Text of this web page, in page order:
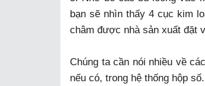
bạn sẽ nhìn thấy 4 cục kim
châm được nhà sản xuất đặt
Chúng ta cần nói nhiều về
nếu có, trong hệ thống hộp